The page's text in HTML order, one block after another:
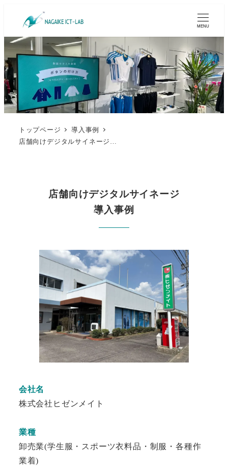
MENU
トップページ
導入事例
店舗向けデジタルサイネージ導入事例｜集客・情報発信強化【佐賀・永池ICT-LAB】
店舗向けデジタルサイネージ
導入事例
会社名
株式会社ヒゼンメイト
業種
卸売業(学生服・スポーツ衣料品・制服・各種作
業着)